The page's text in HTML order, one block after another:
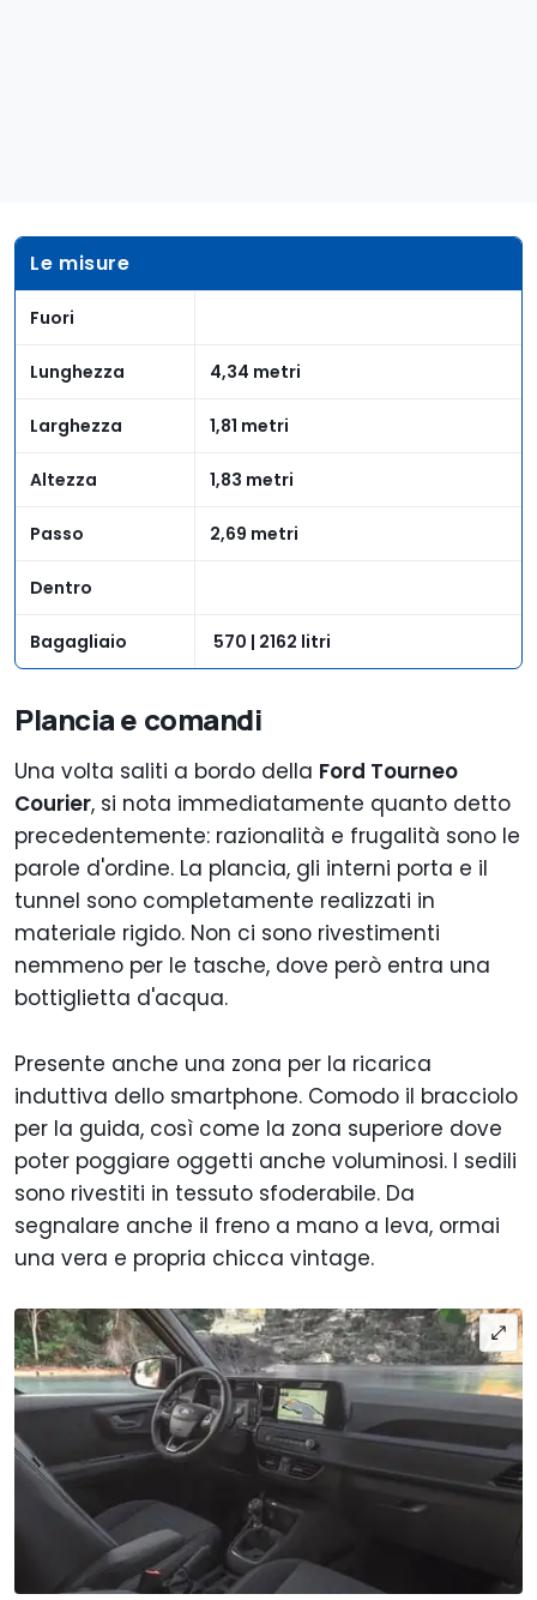
Le misure
Fuori
Lunghezza 4,34 metri
Larghezza 1,81 metri
Altezza 1,83 metri
Passo 2,69 metri
Dentro
Bagagliaio 570 | 2162 litri
Plancia e comandi
Una volta saliti a bordo della Ford Tourneo
Courier, si nota immediatamente quanto detto
precedentemente: razionalità e frugalità sono le
parole d'ordine. La plancia, gli interni porta e il
tunnel sono completamente realizzati in
materiale rigido. Non ci sono rivestimenti
nemmeno per le tasche, dove però entra una
bottiglietta d'acqua.
Presente anche una zona per la ricarica
induttiva dello smartphone. Comodo il bracciolo
per la guida, così come la zona superiore dove
poter poggiare oggetti anche voluminosi. I sedili
sono rivestiti in tessuto sfoderabile. Da
segnalare anche il freno a mano a leva, ormai
una vera e propria chicca vintage.